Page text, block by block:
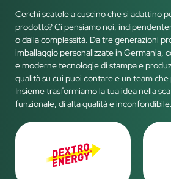
Cerchi scatole a cuscino che si adattino
prodotto? Ci pensiamo noi,
o dalla complessità. Da tre generazioni
imballaggio personalizzate in Germania,
e moderne tecnologie di stampa e
qualità su cui puoi contare e un team che
Insieme trasformiamo la tua idea nella
funzionale, di alta qualità e inconfondibile.